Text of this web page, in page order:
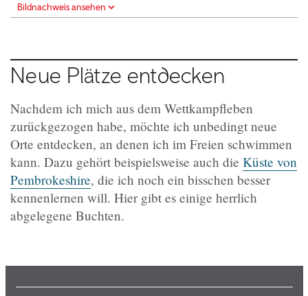
Bildnachweis ansehen
Neue Plätze entdecken
Nachdem ich mich aus dem Wettkampfleben
zurückgezogen habe, möchte ich unbedingt neue
Orte entdecken, an denen ich im Freien schwimmen
kann. Dazu gehört beispielsweise auch die Küste von
Pembrokeshire, die ich noch ein bisschen besser
kennenlernen will. Hier gibt es einige herrlich
abgelegene Buchten.